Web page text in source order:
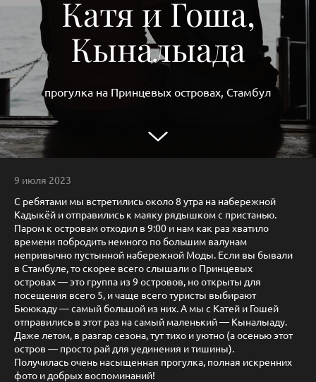
Катя и Гоша,
Кыналыада
прогулка на Принцевых островах, Стамбул
9 июля 2023
С ребятами мы встретились около 8 утра на набережной
Кадыкёй и отправились к маяку рядышком с пристанью.
Паром к островам отходил в 9:00 и нам как раз хватило
времени побродить немного по большим валунам
непривычно пустынной набережной Моды. Если вы бывали
в Стамбуле, то скорее всего слышали о Принцевых
островах — это группа из 9 островов, но открыты для
посещения всего 5, и чаще всего туристы выбирают
Бююкаду — самый большой из них. А мы с Катей и Гошей
отправились в этот раз на самый маленький — Кыналыаду.
Даже летом, в разгар сезона, тут тихо и уютно (а осенью этот
остров — просто рай для уединения и тишины).
Получилась очень насыщенная прогулка, полная искренних
фото и добрых воспоминаний!